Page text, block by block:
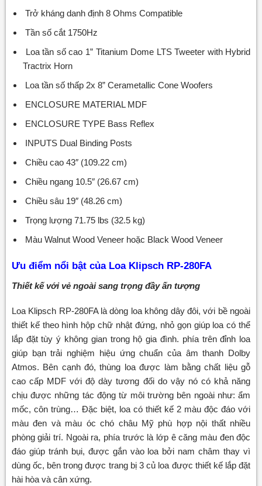
Trở kháng danh định 8 Ohms Compatible
Tần số cắt 1750Hz
Loa tần số cao 1” Titanium Dome LTS Tweeter with Hybrid
Tractrix Horn
Loa tần số thấp 2x 8” Cerametallic Cone Woofers
ENCLOSURE MATERIAL MDF
ENCLOSURE TYPE Bass Reflex
INPUTS Dual Binding Posts
Chiều cao 43″ (109.22 cm)
Chiều ngang 10.5″ (26.67 cm)
Chiều sâu 19″ (48.26 cm)
Trọng lượng 71.75 lbs (32.5 kg)
Màu Walnut Wood Veneer hoặc Black Wood Veneer
Ưu điểm nổi bật của Loa Klipsch RP-280FA
Thiết kế với vẻ ngoài sang trọng đầy ấn tượng
Loa Klipsch RP-280FA là dòng loa không dây đôi, với bề ngoài
thiết kế theo hình hộp chữ nhật đứng, nhỏ gọn giúp loa có thể
lắp đặt tùy ý không gian trong hộ gia đình. phía trên đỉnh loa
giúp bạn trải nghiệm hiệu ứng chuẩn của âm thanh Dolby
Atmos. Bên cạnh đó, thùng loa được làm bằng chất liệu gỗ
cao cấp MDF với độ dày tương đối do vậy nó có khả năng
chịu được những tác động từ môi trường bên ngoài như: ẩm
mốc, côn trùng… Đặc biệt, loa có thiết kế 2 màu độc đáo với
màu đen và màu óc chó châu Mỹ phù hợp nội thất nhiều
phòng giải trí. Ngoài ra, phía trước là lớp ê căng màu đen độc
đáo giúp tránh bụi, được gắn vào loa bởi nam châm thay vì
dùng ốc, bên trong được trang bị 3 củ loa được thiết kế lắp đặt
hài hòa và cân xứng.